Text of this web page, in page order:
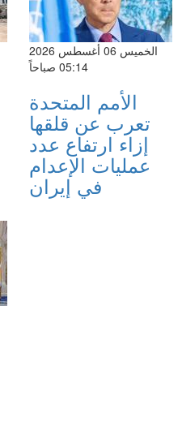
الخميس 06 أغسطس 2026
05:14 صباحاً
الأمم المتحدة
تعرب عن قلقها
إزاء ارتفاع عدد
عمليات الإعدام
في إيران